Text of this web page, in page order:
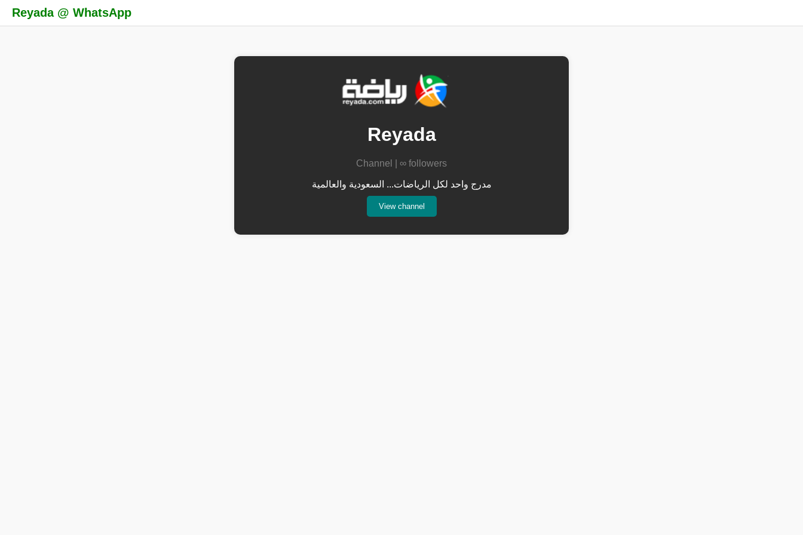
Reyada @ WhatsApp
Reyada
Channel | ∞ followers
مدرج واحد لكل الرياضات... السعودية والعالمية
View channel